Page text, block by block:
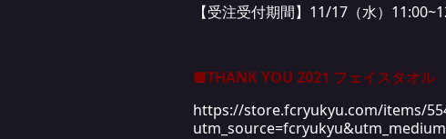
【受注受付期間】11/17（水）
■THANK YOU 2021 フェイスタオル
https://store.fcryukyu.com/items/